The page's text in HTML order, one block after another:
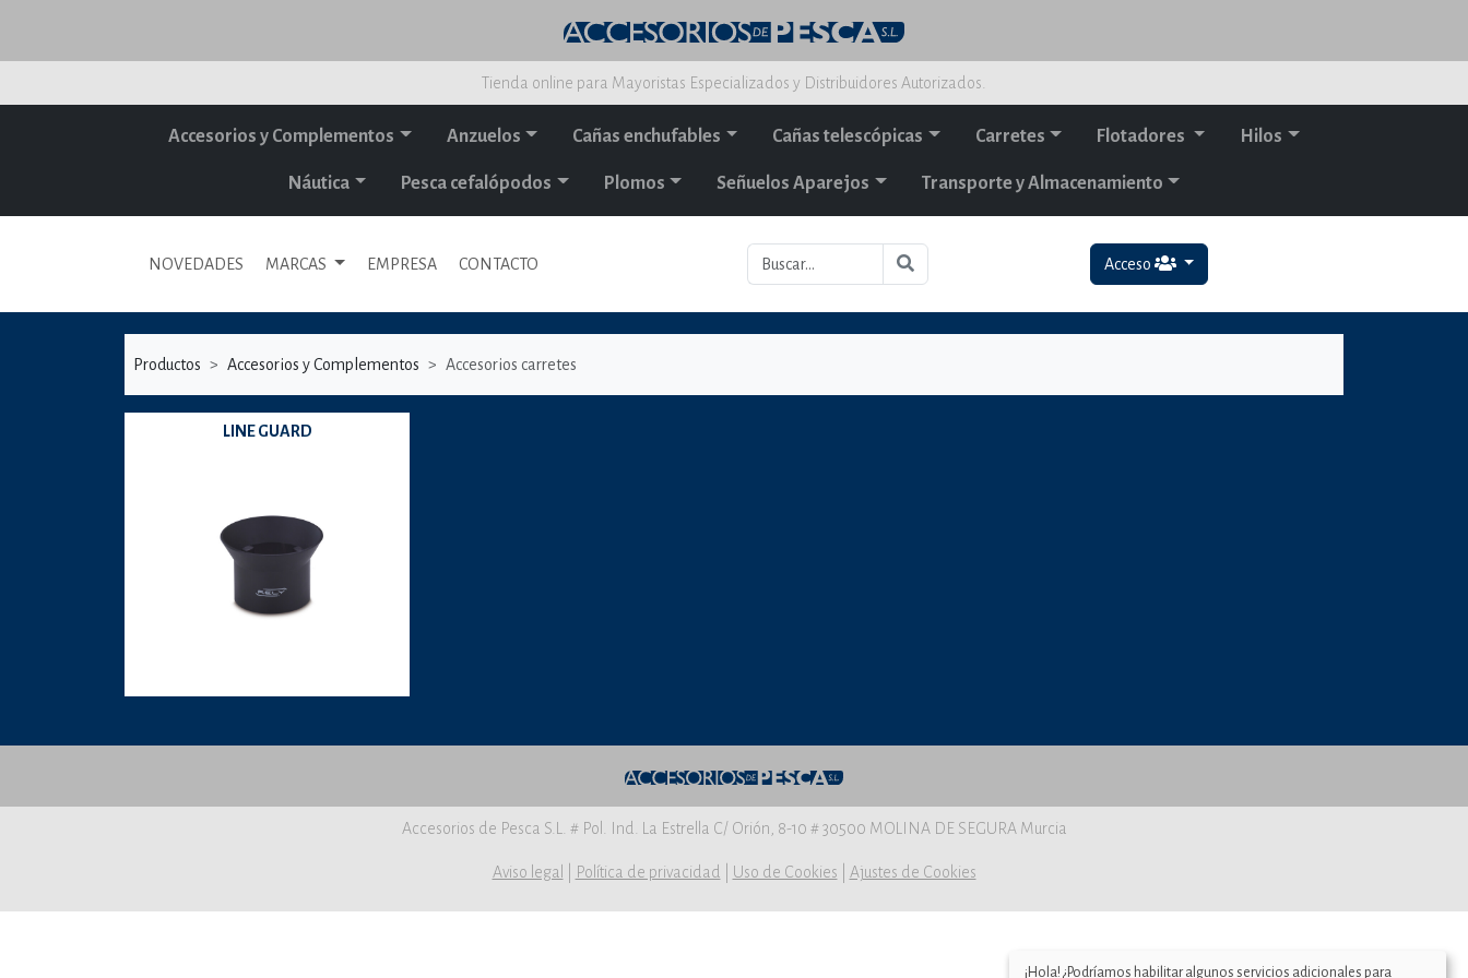
Tienda online para Mayoristas Especializados y Distribuidores Autorizados.
Accesorios y Complementos Anzuelos Cañas enchufables Cañas telescópicas Carretes Flotadores Hilos
Náutica Pesca cefalópodos Plomos Señuelos Aparejos Transporte y Almacenamiento
NOVEDADES MARCAS EMPRESA CONTACTO Acceso
Productos Accesorios y Complementos Accesorios carretes
LINE GUARD
Accesorios de Pesca S.L. # Pol. Ind. La Estrella C/ Orión, 8-10 # 30500 MOLINA DE SEGURA Murcia
Aviso legal Política de privacidad Uso de Cookies Ajustes de Cookies
¡Hola! ¿Podríamos habilitar algunos servicios adicionales para